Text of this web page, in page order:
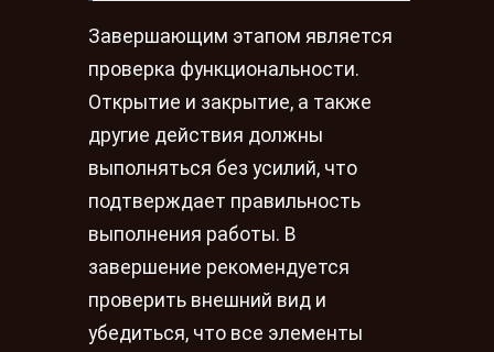
Завершающим этапом является
проверка функциональности.
Открытие и закрытие, а также
другие действия должны
выполняться без усилий, что
подтверждает правильность
выполнения работы. В
завершение рекомендуется
проверить внешний вид и
убедиться, что все элементы